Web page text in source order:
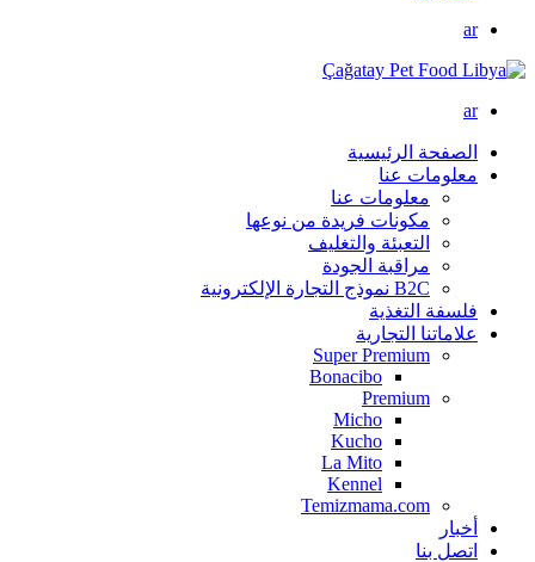
ar
ar
الصفحة الرئيسية
معلومات عنا
معلومات عنا
مكونات فريدة من نوعها
التعبئة والتغليف
مراقبة الجودة
B2C نموذج التجارة الإلكترونية
فلسفة التغذية
علاماتنا التجارية
Super Premium
Bonacibo
Premium
Micho
Kucho
La Mito
Kennel
Temizmama.com
أخبار
اتصل بنا